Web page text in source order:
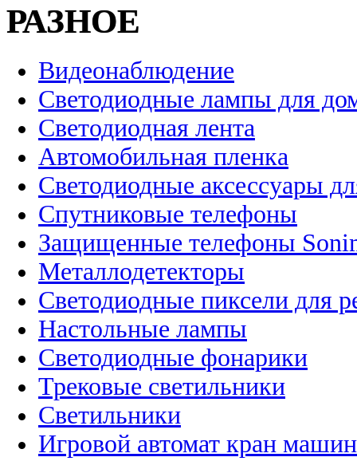
РАЗНОЕ
Видеонаблюдение
Светодиодные лампы для
Светодиодная лента
Автомобильная пленка
Светодиодные аксессуары
Спутниковые телефоны
Защищенные телефоны
Металлодетекторы
Светодиодные пиксели для
Настольные лампы
Светодиодные фонарики
Трековые светильники
Светильники
Игровой автомат кран